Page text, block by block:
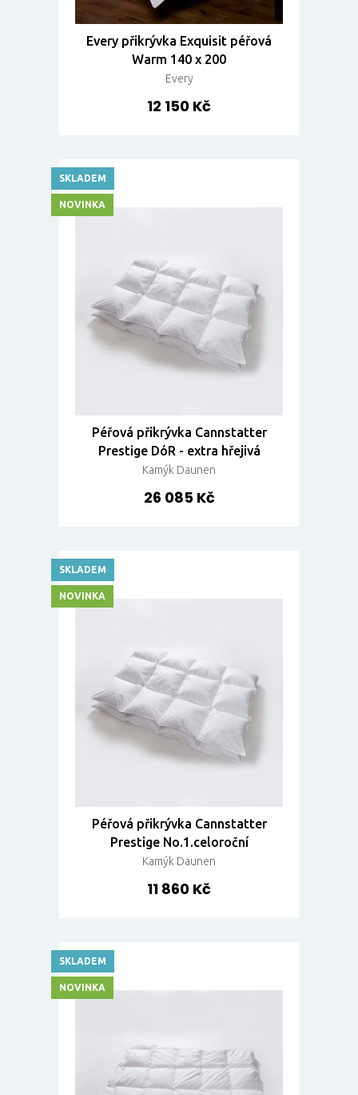
Every přikrývka Exquisit péřová
Warm 140 x 200
Every
12 150 Kč
Péřová přikrývka Cannstatter
Prestige DóR - extra hřejivá
Kamýk Daunen
26 085 Kč
SKLADEM
NOVINKA
Péřová přikrývka Cannstatter
Prestige No.1.celoroční
Kamýk Daunen
11 860 Kč
SKLADEM
NOVINKA
SKLADEM
NOVINKA